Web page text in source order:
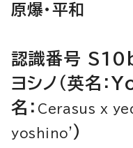
原爆・平和
認識番号
ヨシノ（英名：
名： Cerasus x
yoshino' ）